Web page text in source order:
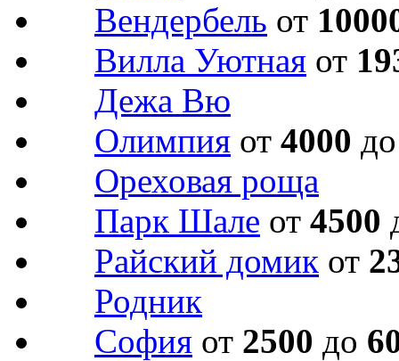
Вендербель от
Вилла Уютная от
Дежа Вю
Олимпия от 4000
Ореховая роща
Парк Шале от 4500
Райский домик от
Родник
София от 2500 до